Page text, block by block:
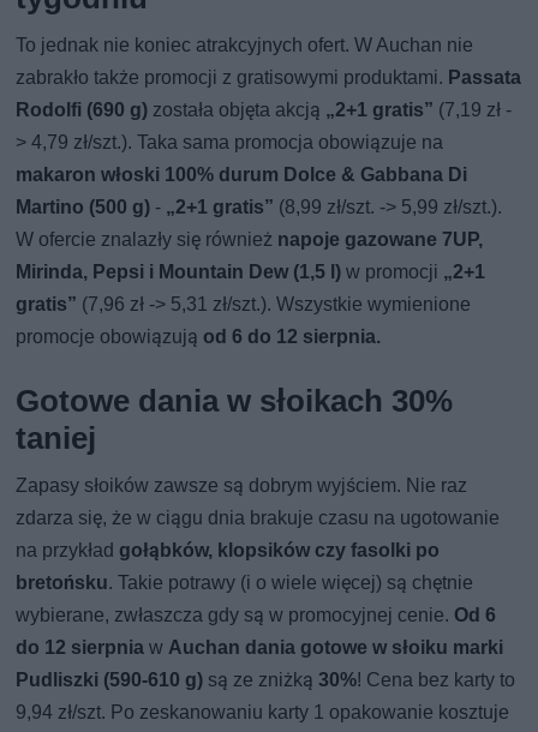
To jednak nie koniec atrakcyjnych ofert. W Auchan nie
zabrakło także promocji z gratisowymi produktami. Passata
Rodolfi (690 g) została objęta akcją „2+1 gratis” (7,19 zł -
> 4,79 zł/szt.). Taka sama promocja obowiązuje na
makaron włoski 100% durum Dolce & Gabbana Di
Martino (500 g) - „2+1 gratis” (8,99 zł/szt. -> 5,99 zł/szt.).
W ofercie znalazły się również napoje gazowane 7UP,
Mirinda, Pepsi i Mountain Dew (1,5 l) w promocji „2+1
gratis” (7,96 zł -> 5,31 zł/szt.). Wszystkie wymienione
promocje obowiązują od 6 do 12 sierpnia.
Gotowe dania w słoikach 30%
taniej
Zapasy słoików zawsze są dobrym wyjściem. Nie raz
zdarza się, że w ciągu dnia brakuje czasu na ugotowanie
na przykład gołąbków, klopsików czy fasolki po
bretońsku. Takie potrawy (i o wiele więcej) są chętnie
wybierane, zwłaszcza gdy są w promocyjnej cenie. Od 6
do 12 sierpnia wAuchan dania gotowe w słoiku marki
Pudliszki (590-610 g) są ze zniżką30%! Cena bez karty to
9,94 zł/szt. Po zeskanowaniu karty 1 opakowanie kosztuje